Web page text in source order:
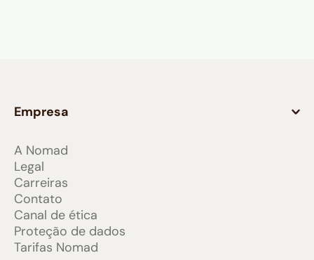
Empresa
A Nomad
Legal
Carreiras
Contato
Canal de ética
Proteção de dados
Tarifas Nomad